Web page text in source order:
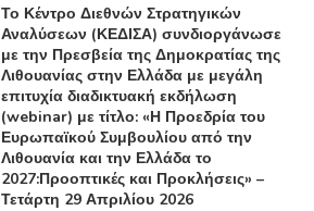
Το Κέντρο Διεθνών Στρατηγικών
Αναλύσεων (ΚΕΔΙΣΑ) συνδιοργάνωσε
με την Πρεσβεία της Δημοκρατίας της
Λιθουανίας στην Ελλάδα με μεγάλη
επιτυχία διαδικτυακή εκδήλωση
(webinar) με τίτλο: «Η Προεδρία του
Ευρωπαϊκού Συμβουλίου από την
Λιθουανία και την Ελλάδα το
2027:Προοπτικές και Προκλήσεις» –
Τετάρτη 29 Απριλίου 2026